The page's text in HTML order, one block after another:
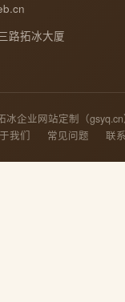
路拓冰大厦
冰企业网站定制（
我们
常见问题 联